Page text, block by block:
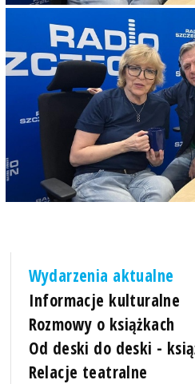
Wydarzenia aktualne
Informacje kulturalne
Rozmowy o książkach
Od deski do deski -
Relacje teatralne